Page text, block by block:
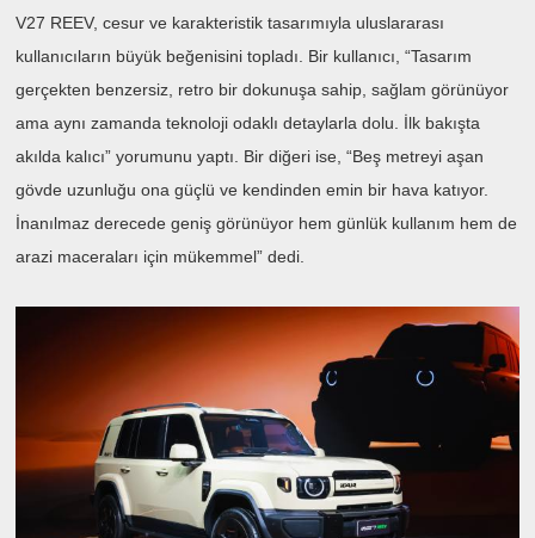
V27 REEV, cesur ve karakteristik tasarımıyla uluslararası
kullanıcıların büyük beğenisini topladı. Bir kullanıcı, “Tasarım
gerçekten benzersiz, retro bir dokunuşa sahip, sağlam görünüyor
ama aynı zamanda teknoloji odaklı detaylarla dolu. İlk bakışta
akılda kalıcı” yorumunu yaptı. Bir diğeri ise, “Beş metreyi aşan
gövde uzunluğu ona güçlü ve kendinden emin bir hava katıyor.
İnanılmaz derecede geniş görünüyor hem günlük kullanım hem de
arazi maceraları için mükemmel” dedi.